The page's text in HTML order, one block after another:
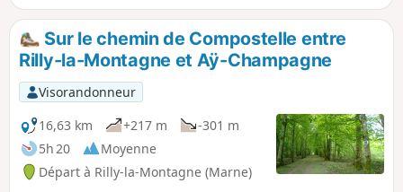
Sur le chemin de Compostelle entre
Rilly-la-Montagne et Aÿ-Champagne
Visorandonneur
16,63 km
+217 m
-301 m
5h 20
Moyenne
Départ à Rilly-la-Montagne (Marne)